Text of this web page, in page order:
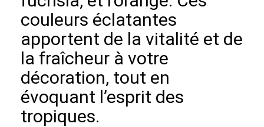
couleurs éclatantes
apportent de la vitalité et de
la fraîcheur à votre
décoration, tout en
évoquant l’esprit des
tropiques.